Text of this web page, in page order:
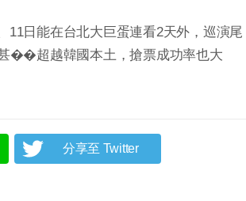
日能在台北大巨蛋連看2天外，巡演尾
��超越韓國本土，搶票成功率也大
分享至 Twitter